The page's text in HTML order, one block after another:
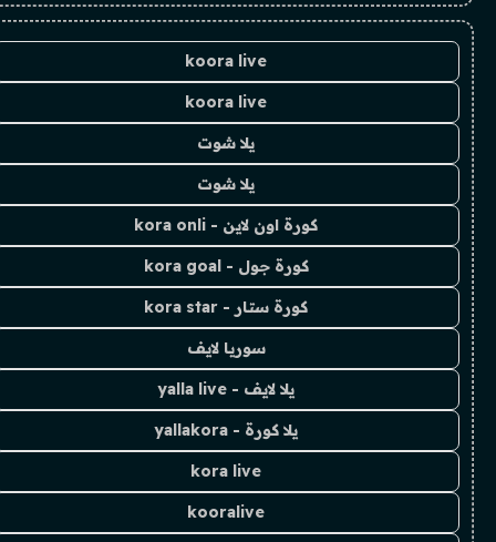
koora live
koora live
يلا شوت
يلا شوت
كورة اون لاين - kora onli
كورة جول - kora goal
كورة ستار - kora star
سوريا لايف
يلا لايف - yalla live
يلا كورة - yallakora
kora live
kooralive